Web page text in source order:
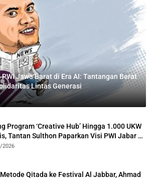
Jawa Barat di Era AI: Tantangan Berat
Lintas Generasi
Program ‘Creative Hub’ Hingga 1.000 UKW
Tantan Sulthon Paparkan Visi PWI Jabar di
2026
Qitada ke Festival Al Jabbar, Ahmad